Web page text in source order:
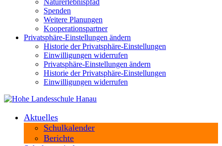
Naturerlebnispfad
Spenden
Weitere Planungen
Kooperationspartner
Privatsphäre-Einstellungen ändern
Historie der Privatsphäre-Einstellungen
Einwilligungen widerrufen
Privatsphäre-Einstellungen ändern
Historie der Privatsphäre-Einstellungen
Einwilligungen widerrufen
Aktuelles
Schulkalender
Berichte